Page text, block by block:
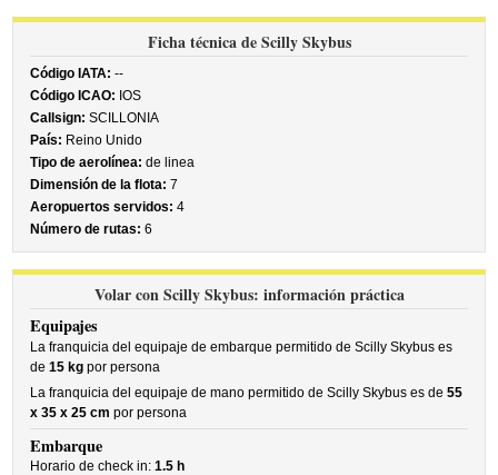
Ficha técnica de Scilly Skybus
Código IATA: --
Código ICAO: IOS
Callsign: SCILLONIA
País: Reino Unido
Tipo de aerolínea: de linea
Dimensión de la flota: 7
Aeropuertos servidos: 4
Número de rutas: 6
Volar con Scilly Skybus: información práctica
Equipajes
La franquicia del equipaje de embarque permitido de Scilly Skybus es
de15 kg por persona
La franquicia del equipaje de mano permitido de Scilly Skybus es de55
x 35 x 25 cm por persona
Embarque
Horario de check in:1.5 h